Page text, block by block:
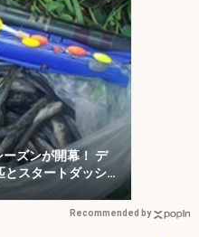
ズンが開幕！ デ
スタートダッシ
Recommended by